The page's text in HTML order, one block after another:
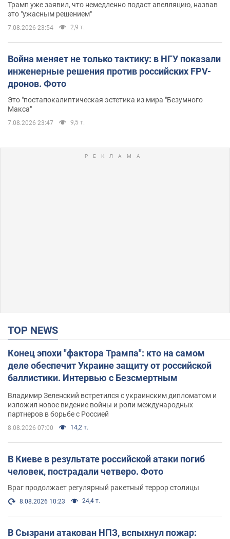
Трамп уже заявил, что немедленно подаст апелляцию, назвав
это "ужасным решением"
7.08.2026 23:54 2,9 т.
Война меняет не только тактику: в НГУ показали
инженерные решения против российских FPV-
дронов. Фото
Это "постапокалиптическая эстетика из мира "Безумного
Макса"
7.08.2026 23:47 9,5 т.
TOP NEWS
Конец эпохи "фактора Трампа": кто на самом
деле обеспечит Украине защиту от российской
баллистики. Интервью с Безсмертным
Владимир Зеленский встретился с украинским дипломатом и
изложил новое видение войны и роли международных
партнеров в борьбе с Россией
8.08.2026 07:00 14,2 т.
В Киеве в результате российской атаки погиб
человек, пострадали четверо. Фото
Враг продолжает регулярный ракетный террор столицы
8.08.2026 10:23 24,4 т.
В Сызрани атакован НПЗ, вспыхнул пожар: